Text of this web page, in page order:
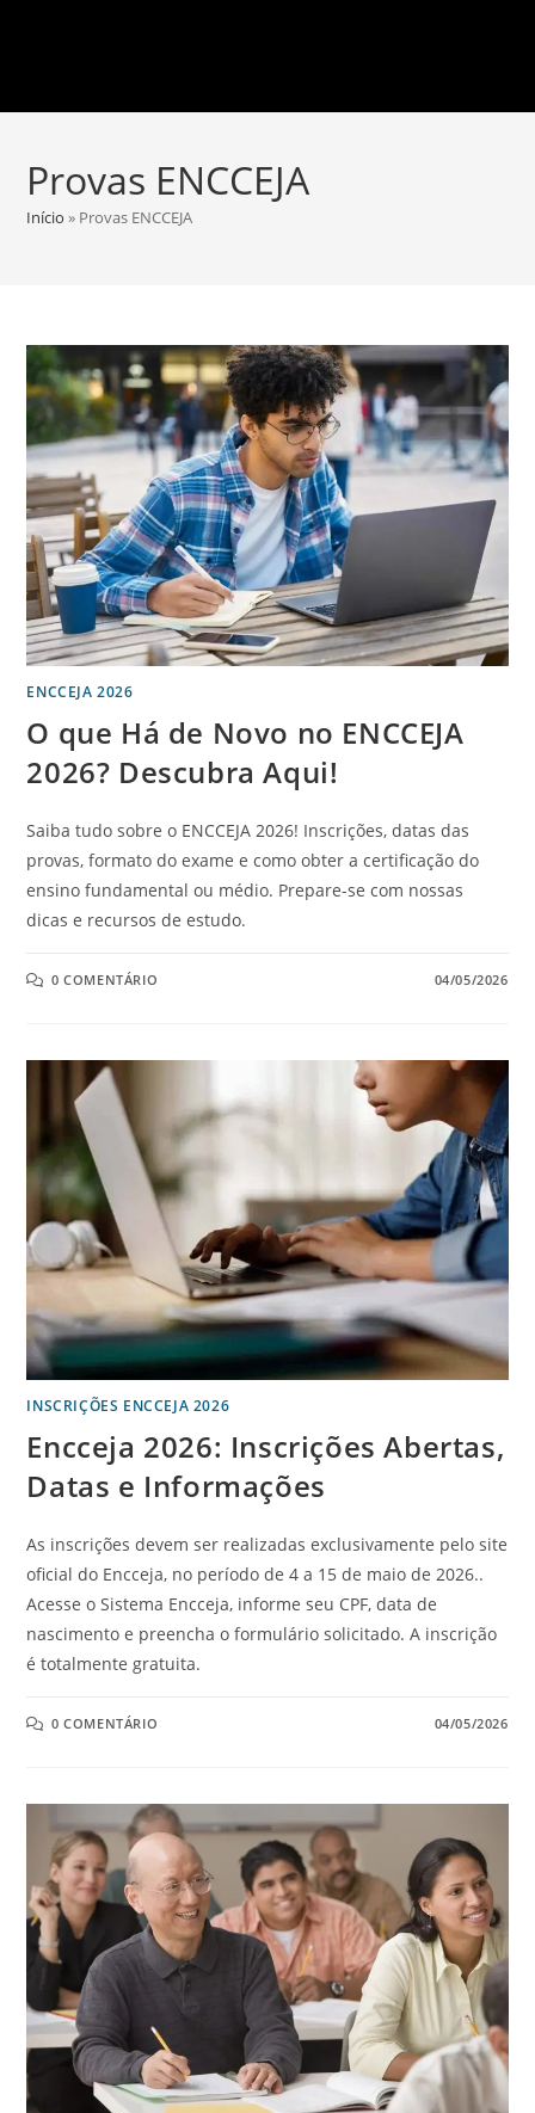
Provas ENCCEJA
Início » Provas ENCCEJA
ENCCEJA 2026
O que Há de Novo no ENCCEJA
2026? Descubra Aqui!
Saiba tudo sobre o ENCCEJA 2026! Inscrições, datas das
provas, formato do exame e como obter a certificação do
ensino fundamental ou médio. Prepare-se com nossas
dicas e recursos de estudo.
0 COMENTÁRIO 04/05/2026
INSCRIÇÕES ENCCEJA 2026
Encceja 2026: Inscrições Abertas,
Datas e Informações
As inscrições devem ser realizadas exclusivamente pelo site
oficial do Encceja, no período de 4 a 15 de maio de 2026..
Acesse o Sistema Encceja, informe seu CPF, data de
nascimento e preencha o formulário solicitado. A inscrição
é totalmente gratuita.
0 COMENTÁRIO 04/05/2026